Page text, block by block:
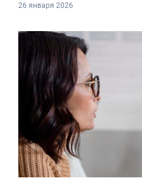
26 января 2026